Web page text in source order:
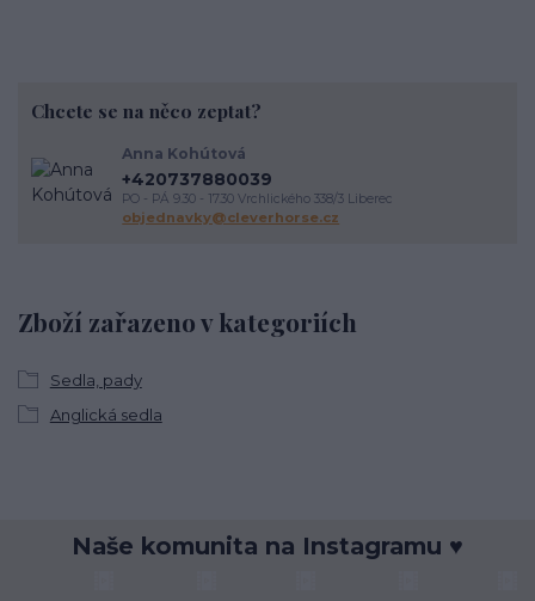
Zboží zařazeno v kategoriích
Sedla, pady
Anglická sedla
Chcete se na něco zeptat?
Anna Kohútová
+420737880039
PO - PÁ 9.30 - 17.30 Vrchlického 338/3 Liberec
objednavky@cleverhorse.cz
Naše komunita na Instagramu ♥